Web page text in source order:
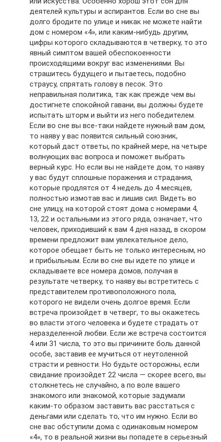
деятелей культуры и аспирантов. Если во сне вы
долго бродите по улице и никак не можете найти
дом с номером «4», или каким-нибудь другим,
цифры которого складываются в четверку, то это
явный симптом вашей обеспокоенности
происходящими вокруг вас изменениями. Вы
страшитесь будущего и пытаетесь, подобно
страусу, спрятать голову в песок. Это
неправильная политика, так как прежде чем вы
достигнете спокойной гавани, вы должны будете
испытать шторм и выйти из него победителем.
Если во сне вы все-таки найдете нужный вам дом,
то наяву у вас появится сильный союзник,
который даст ответы, по крайней мере, на четыре
волнующих вас вопроса и поможет выбрать
верный курс. Но если вы не найдете дом, то наяву
у вас будут сплошные поражения и страдания,
которые продлятся от 4 недель до 4 месяцев,
полностью измотав вас и лишив сил. Видеть во
сне улицу, на которой стоят дома с номерами 4,
13, 22 и остальными из этого ряда, означает, что
человек, приходивший к вам 4 дня назад, в скором
времени предложит вам увлекательное дело,
которое обещает быть не только интересным, но
и прибыльным. Если во сне вы идете по улице и
складываете все номера домов, получая в
результате четверку, то наяву вы встретитесь с
представителем противоположного пола,
которого не видели очень долгое время. Если
встреча произойдет в четверг, то вы окажетесь
во власти этого человека и будете страдать от
неразделенной любви. Если же встреча состоится
4 или 31 числа, то это вы причините боль данной
особе, заставив ее мучиться от неутоленной
страсти и ревности. Но будьте осторожны, если
свидание произойдет 22 числа — скорее всего, вы
столкнетесь не случайно, а по воле вашего
знакомого или знакомой, которые задумали
каким-то образом заставить вас расстаться с
деньгами или сделать то, что им нужно. Если во
сне вас обступили дома с одинаковым номером
«4», то в реальной жизни вы попадете в серьезный